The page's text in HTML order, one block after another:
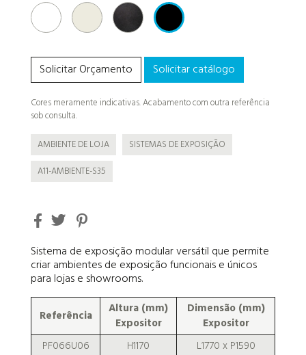
TH09 - Branco Brilhante 1213
RAL 9010 - BrancoNEROTEX (antracite)
RAL 9005 - Preto
Solicitar Orçamento Solicitar catálogo
Cores meramente indicativas. Acabamento com outra referência
sob consulta.
AMBIENTE DE LOJA
SISTEMAS DE EXPOSIÇÃO
A11-AMBIENTE-S35
Sistema de exposição modular versátil que permite
criar ambientes de exposição funcionais e únicos
para lojas e showrooms.
Referência
Altura (mm)
Expositor
Dimensão (mm)
Expositor
PF066U06
H1170 L1770 x P1590